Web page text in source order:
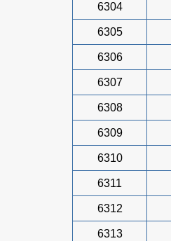
6304
6305
6306
6307
6308
6309
6310
6311
6312
6313